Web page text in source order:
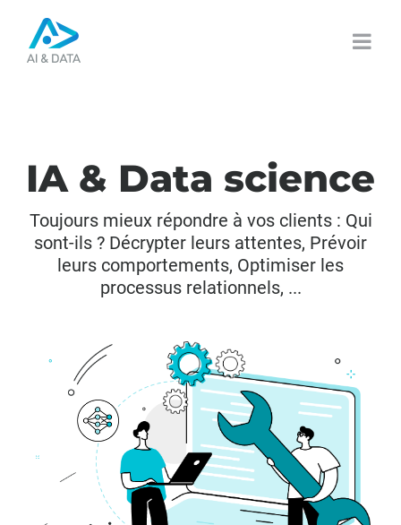
contenu
IA & Data science
Toujours mieux répondre à vos clients : Qui
sont-ils ? Décrypter leurs attentes, Prévoir
leurs comportements, Optimiser les
processus relationnels, ...